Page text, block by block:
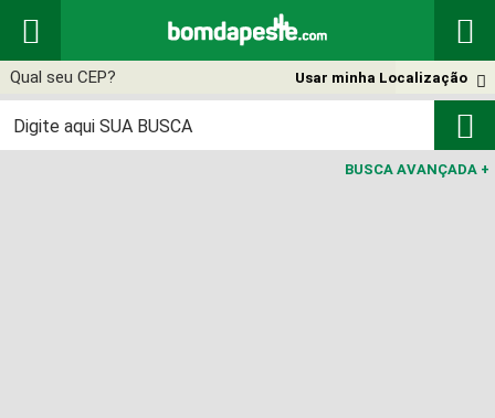
 

Usar minha Localização

BUSCA AVANÇADA +